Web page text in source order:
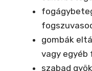
gombák
vagy egyéb
szabad